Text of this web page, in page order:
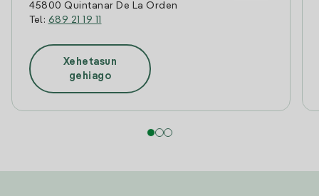
45800 Quintanar De La Orden
Tel: 689 21 19 11
Xehetasun
gehiago